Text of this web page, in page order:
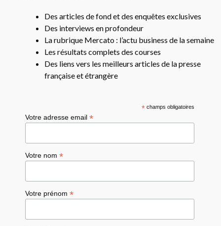
Des articles de fond et des enquêtes exclusives
Des interviews en profondeur
La rubrique Mercato : l’actu business de la semaine
Les résultats complets des courses
Des liens vers les meilleurs articles de la presse
française et étrangère
*champs obligatoires
Votre adresse email*
Votre nom*
Votre prénom*